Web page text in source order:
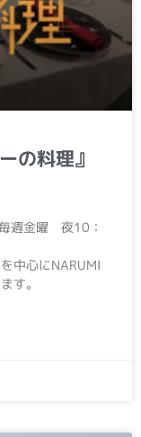
の料理』
週金曜 夜10：
中心にNARUMI
す。